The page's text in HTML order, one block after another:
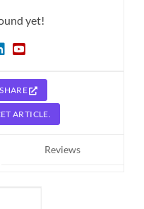
yet!
SHARE
ARTICLE.
Reviews